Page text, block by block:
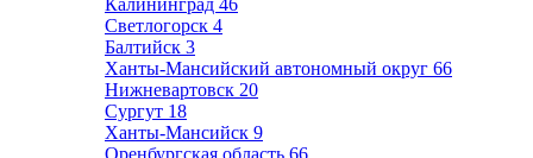
Калининград 46
Светлогорск 4
Балтийск 3
Ханты-Мансийский автономный округ 66
Нижневартовск 20
Сургут 18
Ханты-Мансийск 9
Оренбургская область 66